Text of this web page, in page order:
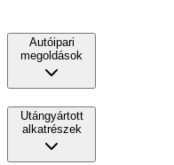
Autóipari
megoldások
Utángyártott
alkatrészek